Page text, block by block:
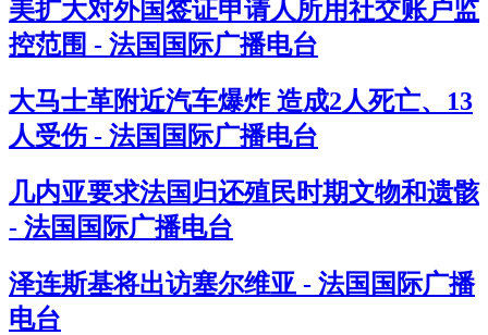
美扩大对外国签证申请人所用社交账户监
控范围 - 法国国际广播电台
大马士革附近汽车爆炸 造成2人死亡、13
人受伤 - 法国国际广播电台
几内亚要求法国归还殖民时期文物和遗骸
- 法国国际广播电台
泽连斯基将出访塞尔维亚 - 法国国际广播
电台